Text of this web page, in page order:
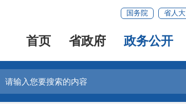
国务院 省人大
首页 省政府 政务公开